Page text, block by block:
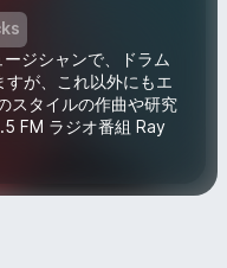
ジシャンで、ドラム
すが、これ以外にもエ
スタイルの作曲や研究
FM ラジオ番組 Ray